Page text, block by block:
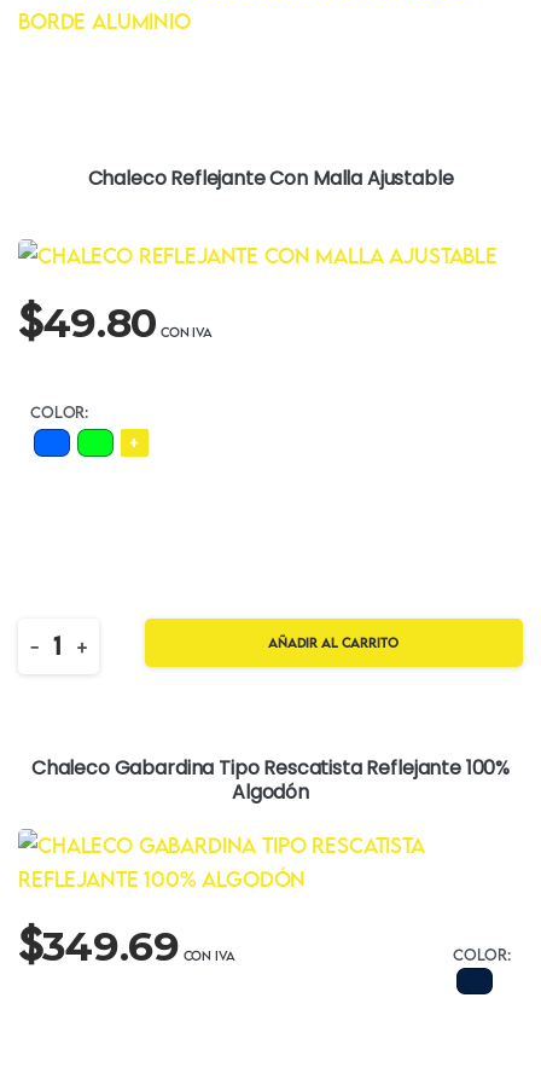
Chaleco Reflejante Con Malla Ajustable
$49.80
COLOR:
+
Quantity
- + Añadir al carrito
Chaleco Gabardina Tipo Rescatista Reflejante 100%
Algodón
$349.69 COLOR: